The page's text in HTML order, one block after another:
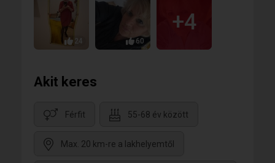
24 60
+4
Akit keres
Férfit 55-68 év között
Max. 20 km-re a lakhelyemtől